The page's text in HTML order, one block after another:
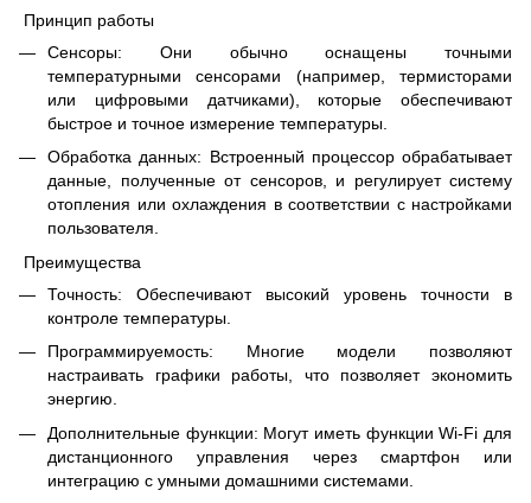
Принцип работы
Сенсоры: Они обычно оснащены точными
температурными сенсорами (например, термисторами
или цифровыми датчиками), которые обеспечивают
быстрое и точное измерение температуры.
Обработка данных: Встроенный процессор обрабатывает
данные, полученные от сенсоров, и регулирует систему
отопления или охлаждения в соответствии с настройками
пользователя.
Преимущества
Точность: Обеспечивают высокий уровень точности в
контроле температуры.
Программируемость: Многие модели позволяют
настраивать графики работы, что позволяет экономить
энергию.
Дополнительные функции: Могут иметь функции Wi-Fi для
дистанционного управления через смартфон или
интеграцию с умными домашними системами.